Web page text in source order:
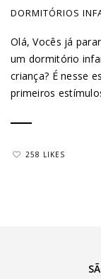
DORMITÓRIOS
Olá, Vocês já
um dormitório
criança? É nesse
primeiros
258 LIKES